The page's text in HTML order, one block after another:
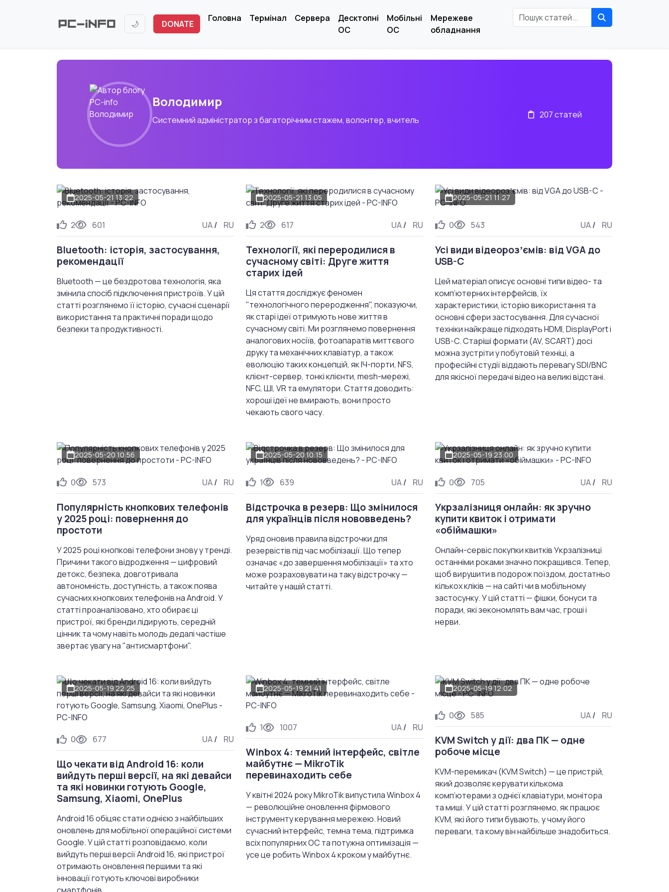
🌙 DONATE
Головна Термінал Сервера
Десктопні
ОС
Мобільні
ОС
Мережеве
обладнання
Володимир
Системний адміністратор з багаторічним стажем, волонтер, вчитель
207 статей
2025-05-21 13:22
2 601 UA/ RU
Bluetooth: історія, застосування,
рекомендації
Bluetooth — це бездротова технологія, яка
змінила спосіб підключення пристроїв. У цій
статті розглянемо її історію, сучасні сценарії
використання та практичні поради щодо
безпеки та продуктивності.
2025-05-21 13:05
2 617 UA/ RU
Технології, які переродилися в
сучасному світі: Друге життя
старих ідей
Ця стаття досліджує феномен
"технологічного переродження", показуючи,
як старі ідеї отримують нове життя в
сучасному світі. Ми розглянемо повернення
аналогових носіїв, фотоапаратів миттєвого
друку та механічних клавіатур, а також
еволюцію таких концепцій, як ІЧ-порти, NFS,
клієнт-сервер, тонкі клієнти, mesh-мережі,
NFC, ШІ, VR та емулятори. Стаття доводить:
хороші ідеї не вмирають, вони просто
чекають свого часу.
2025-05-21 11:27
0 543 UA/ RU
Усі види відеорозʼємів: від VGA до
USB-C
Цей матеріал описує основні типи відео- та
комп’ютерних інтерфейсів, їх
характеристики, історію використання та
основні сфери застосування. Для сучасної
техніки найкраще підходять HDMI, DisplayPort і
USB-C. Старіші формати (AV, SCART) досі
можна зустріти у побутовій техніці, а
професійні студії віддають перевагу SDI/BNC
для якісної передачі відео на великі відстані.
2025-05-20 10:56
0 573 UA/ RU
Популярність кнопкових телефонів
у 2025 році: повернення до
простоти
У 2025 році кнопкові телефони знову у тренді.
Причини такого відродження — цифровий
детокс, безпека, довготривала
автономність, доступність, а також поява
сучасних кнопкових телефонів на Android. У
статті проаналізовано, хто обирає ці
пристрої, які бренди лідирують, середній
цінник та чому навіть молодь дедалі частіше
звертає увагу на "антисмартфони".
2025-05-20 10:15
1 639 UA/ RU
Відстрочка в резерв: Що змінилося
для українців після нововведень?
Уряд оновив правила відстрочки для
резервістів під час мобілізації. Що тепер
означає «до завершення мобілізації» та хто
може розраховувати на таку відстрочку —
читайте у нашій статті.
2025-05-19 23:00
0 705 UA/ RU
Укрзалізниця онлайн: як зручно
купити квиток і отримати
«обіймашки»
Онлайн-сервіс покупки квитків Укрзалізниці
останніми роками значно покращився. Тепер,
щоб вирушити в подорож поїздом, достатньо
кількох кліків — на сайті чи в мобільному
застосунку. У цій статті — фішки, бонуси та
поради, які зекономлять вам час, гроші і
нерви.
2025-05-19 22:25
0 677 UA/ RU
Що чекати від Android 16: коли
вийдуть перші версії, на які девайси
та які новинки готують Google,
Samsung, Xiaomi, OnePlus
Android 16 обіцяє стати однією з найбільших
оновлень для мобільної операційної системи
Google. У цій статті розповідаємо, коли
вийдуть перші версії Android 16, які пристрої
отримають оновлення першими та які
інновації готують ключові виробники
2025-05-19 21:41
1 1007 UA/ RU
Winbox 4: темний інтерфейс, світле
майбутнє — MikroTik
перевинаходить себе
У квітні 2024 року MikroTik випустила Winbox 4
— революційне оновлення фірмового
інструменту керування мережею. Новий
сучасний інтерфейс, темна тема, підтримка
всіх популярних ОС та потужна оптимізація —
усе це робить Winbox 4 кроком у майбутнє.
2025-05-19 12:02
0 585 UA/ RU
KVM Switch у дії: два ПК — одне
робоче місце
KVM-перемикач (KVM Switch) — це пристрій,
який дозволяє керувати кількома
комп’ютерами з однієї клавіатури, монітора
та миші. У цій статті розглянемо, як працює
KVM, які його типи бувають, у чому його
переваги, та кому він найбільше знадобиться.